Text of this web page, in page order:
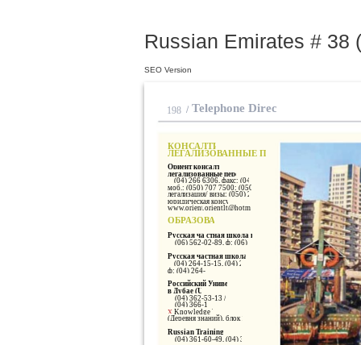
Russian Emirates # 38
198 / Telephone Directory
КОНСАЛТИНГ И
ЛЕГАЛИЗОВАННЫЕ ПЕРЕВОДЫ
Ориент консалтинг и
легализованные переводы
(04) 266 6306, факс: (04) 266 0071,
моб.: (050) 707 7500; (050) 925 0750 –
легализация/ визы; (050) 286 6703 –
юридическая консультация
www.orientlt.ae
,orientlt@hotmail.com
ОБРАЗОВАНИЕ
Русская ча стная школа в Шардже
(06) 562-02-89, ф: (06) 562-02-89
Русская частная школа в Дубае
(04) 264-15-15, (04) 264-18-66
ф: (04) 264-16-17
Российский Университет
в Дубае (URD)
(04) 362-53-13 / 17 / 19
(04) 366-10-26
X Knowledge Village
(Деревня знаний), блок 18, 2 этаж
Russian Training Centre
(04) 361-60-49, (04) 360-47-87
SEO Version